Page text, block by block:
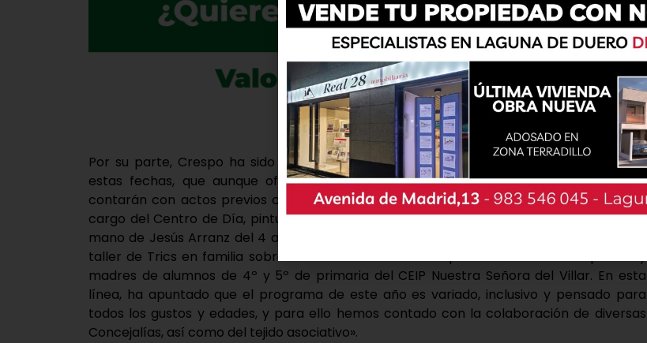
Por su parte, Crespo ha sido la encargada de hablar sobre el grueso de los actos de
estas fechas, que aunque oficialmente darán comienzo el día 8 de mayo, también
contarán con actos previos como la exposición de Pirograbados de madera y fuego a
cargo del Centro de Día, pintura a cargo de Luis Miguel Muñoz y coches históricos de la
mano de Jesús Arranz del 4 al 8 de mayo. Además, el jueves 7 de mayo se celebrará el
taller de Trics en familia sobre el control del uso de las pantallas enfocado a padres y
madres de alumnos de 4º y 5º de primaria del CEIP Nuestra Señora del Villar. En esta
línea, ha apuntado que el programa de este año es variado, inclusivo y pensado para
todos los gustos y edades, y para ello hemos contado con la colaboración de diversas
Concejalías, así como del tejido asociativo».